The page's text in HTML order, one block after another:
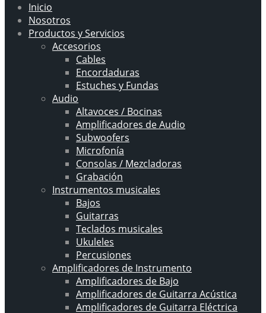
Inicio
Nosotros
Productos y Servicios
Accesorios
Cables
Encordaduras
Estuches y Fundas
Audio
Altavoces / Bocinas
Amplificadores de Audio
Subwoofers
Microfonía
Consolas / Mezcladoras
Grabación
Instrumentos musicales
Bajos
Guitarras
Teclados musicales
Ukuleles
Percusiones
Amplificadores de Instrumento
Amplificadores de Bajo
Amplificadores de Guitarra Acústica
Amplificadores de Guitarra Eléctrica